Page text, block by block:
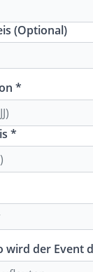
(Optional)
*
*
wird der Event